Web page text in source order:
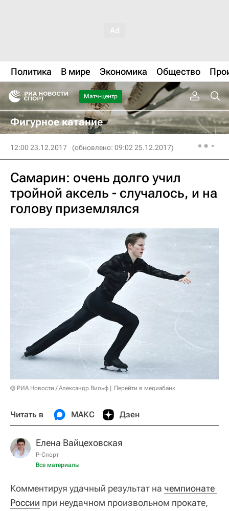
Политика В мире Экономика Общество
Матч-центр
Фигурное катание
12:00 23.12.2017 (обновлено: 09:02 25.12.2017)
Самарин: очень долго учил
тройной аксель - случалось, и на
голову приземлялся
© РИА Новости / Александр Вильф Перейти в медиабанк
Читать в МАКС Дзен
Елена Вайцеховская
Р-Спорт
Все материалы
Комментируя удачный результат на чемпионате
России при неудачном произвольном прокате,